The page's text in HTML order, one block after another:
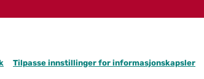
Tilpasse innstillinger for informasjonskapsler